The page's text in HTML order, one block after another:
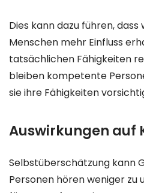
Dies kann dazu führen,
Menschen mehr Einfluss
tatsächlichen Fähigkeiten
bleiben kompetente
sie ihre Fähigkeiten
Auswirkungen auf
Selbstüberschätzung kann
Personen hören weniger zu